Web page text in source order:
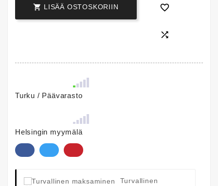
 LISÄÄ OSTOSKORIIN 

Turku / Päävarasto
Helsingin myymälä
Turvallinen